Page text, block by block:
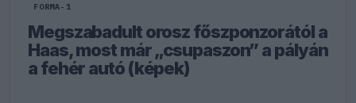
FORMA-1
Megszabadult orosz főszponzorától a
Haas, most már „csupaszon” a pályán
a fehér autó (képek)